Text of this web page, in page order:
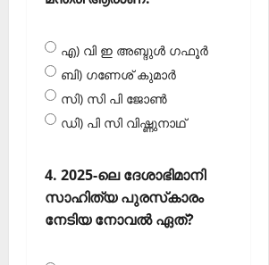
എ) വി ഇ അബ്ദുള്‍ ഗഫൂര്‍
ബി) ഗണേശ് കുമാര്‍
സി) സി പി ജോണ്‍
ഡി) പി സി വിഷ്ണുനാഥ്‌
4. 2025-ലെ ദേശാഭിമാനി
സാഹിത്യ പുരസ്‌കാരം
നേടിയ നോവല്‍ ഏത്?